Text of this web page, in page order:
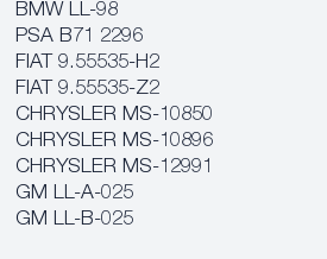
BMW LL-98
PSA B71 2296
FIAT 9.55535-H2
FIAT 9.55535-Z2
CHRYSLER MS-10850
CHRYSLER MS-10896
CHRYSLER MS-12991
GM LL-A-025
GM LL-B-025